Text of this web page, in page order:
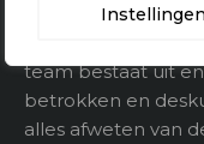
Instellingen
Aantal kamers
Aantal
Al 80 jaar is Van
begrip in Utrecht
team bestaat uit
betrokken en
alles afweten van